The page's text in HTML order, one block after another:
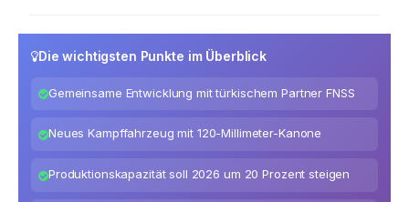
Die wichtigsten Punkte im Überblick
Gemeinsame Entwicklung mit türkischem Partner FNSS
Neues Kampffahrzeug mit 120-Millimeter-Kanone
Produktionskapazität soll 2026 um 20 Prozent steigen